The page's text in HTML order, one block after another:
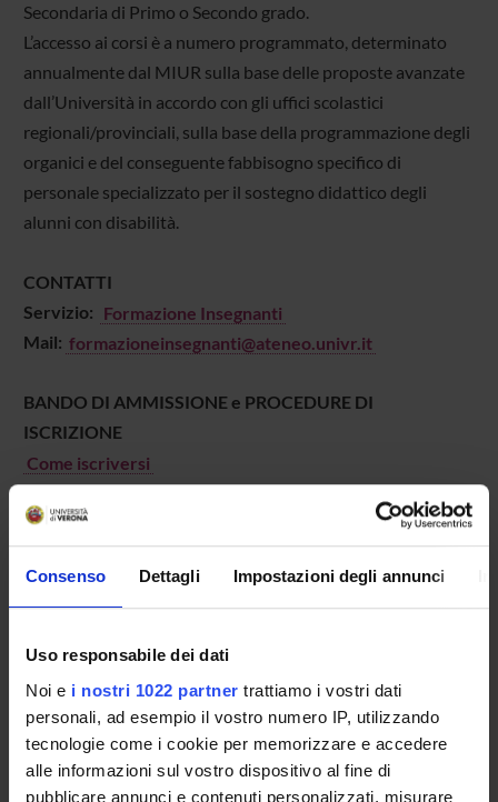
Consenso Dettagli Impostazioni degli annunci
Uso responsabile dei dati
Noi e i nostri 1022 partner trattiamo i vostri dati
personali, ad esempio il vostro numero IP, utilizzando
tecnologie come i cookie per memorizzare e accedere
alle informazioni sul vostro dispositivo al fine di
pubblicare annunci e contenuti personalizzati, misurare
Secondaria di Primo o Secondo grado.
L’accesso ai corsi è a numero programmato, determinato
annualmente dal MIUR sulla base delle proposte avanzate
dall’Università in accordo con gli uffici scolastici
regionali/provinciali, sulla base della programmazione degli
organici e del conseguente fabbisogno specifico di
personale specializzato per il sostegno didattico degli
alunni con disabilità.
CONTATTI
Servizio: Formazione Insegnanti
Mail: formazioneinsegnanti@ateneo.univr.it
BANDO DI AMMISSIONE e PROCEDURE DI
ISCRIZIONE
Come iscriversi
SCHEDA DEL CORSO
Tipo di corso
1 Anno
Classe di appartenenza
CSS - Classe generica per il conseguimento della
specializzazione per le attività di sostegno didattico